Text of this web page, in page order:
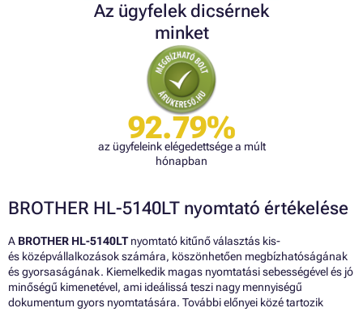
Az ügyfelek dicsérnek
minket
92.79%
az ügyfeleink elégedettsége a múlt
hónapban
BROTHER HL-5140LT nyomtató értékelése
A BROTHER HL-5140LTnyomtató kitűnő választás kis-
és középvállalkozások számára, köszönhetően megbízhatóságának
és gyorsaságának. Kiemelkedik magas nyomtatási sebességével és jó
minőségű kimenetével, ami ideálissá teszi nagy mennyiségű
dokumentum gyors nyomtatására. További előnyei közé tartozik